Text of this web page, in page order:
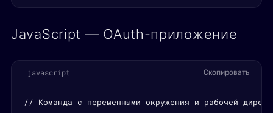
JavaScript — OAuth-приложение
javascript Скопировать
// Команда с переменными окружения и рабочей